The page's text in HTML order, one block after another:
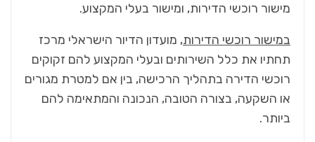
מישור רוכשי הדירות, ומישור בעלי המקצוע.
במישור רוכשי הדירות, מועדון הדיור הישראלי מרכז
תחתיו את כלל השירותים ובעלי המקצוע להם זקוקים
רוכשי הדירה בתהליך הרכישה, בין אם למטרת מגורים
או השקעה, בצורה הטובה, הנכונה והמתאימה להם
ביותר.